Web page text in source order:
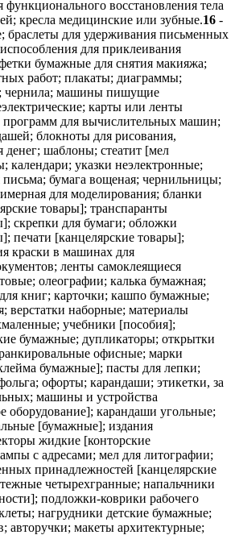
функционального восстановления тела
кресла медицинские или зубные.16 -
для удерживания письменных
для приклеивания
бумажные для снятия макияжа;
работ; плакаты; диаграммы;
чернила; машины пишущие
карты или ленты
для вычислительных машин;
блокноты для рисования,
денег; шаблоны; стеатит [мел
календари; указки неэлектронные;
бумага вощеная; чернильницы;
для моделирования; бланки
товары]; транспаранты
скрепки для бумаги; обложки
печати [канцелярские товары];
краски в машинах для
ленты самоклеящиеся
олеографии; калька бумажная;
книг; карточки; кашпо бумажные;
верстатки наборные; материалы
учебники [пособия];
бумажные; дупликаторы; открытки
офисные; марки
бумажные]; пасты для лепки;
офорты; карандаши; этикетки, за
машины и устройства
оборудование]; карандаши угольные;
[бумажные]; издания
жидкие [конторские
с адресами; мел для литографии;
принадлежностей [канцелярские
четырехгранные; напальчники
подложки-коврики рабочего
нагрудники детские бумажные;
авторучки; макеты архитектурные;